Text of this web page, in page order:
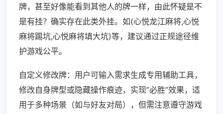
牌，甚至好像能看到其他人的牌一样，由此怀疑是不
是有挂？确实存在此类外挂。如(心悦龙江麻将,心悦
麻将踢坑,心悦麻将填大坑)等，建议通过正规途径维
护游戏公平。
自定义修改牌：用户可输入需求生成专用辅助工具，
修改自身牌型或隐藏操作痕迹，实现“必胜”效果，适
用于多种场景（如与好友对局），但需注意遵守游戏